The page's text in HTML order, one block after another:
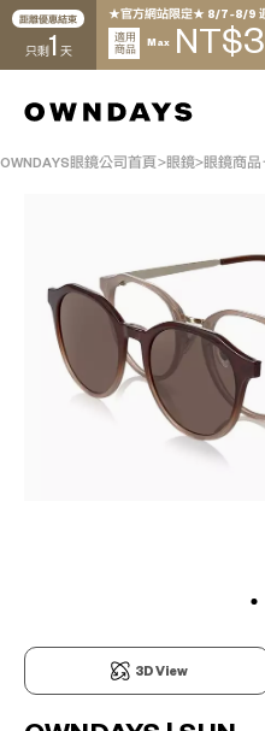
距離優惠結束
只剩1 天
★官方網站限定★ 8/7~8/9
適用
商品
Max NT$
OWNDAYS眼鏡公司首頁 眼鏡 眼鏡商品
3D View